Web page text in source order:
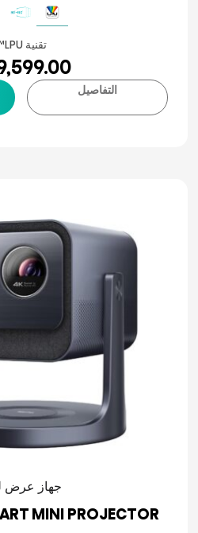
تقنية LPU™
التفاصيل
جهاز عرض
MINI PROJECTOR